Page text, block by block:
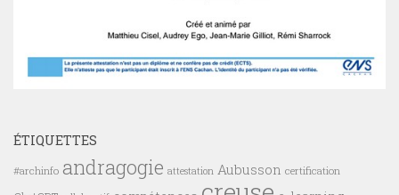
ÉTIQUETTES
#archinfo andragogie attestation Aubusson certification